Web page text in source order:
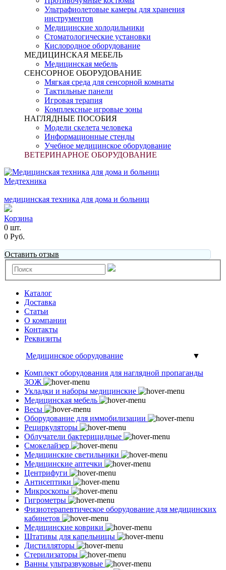
Ультрафиолетовые камеры для хранения
инструментов
Медицинские холодильники
Стоматологические установки
Кислородное оборудование
МЕДИЦИНСКАЯ МЕБЕЛЬ
Медицинская мебель
СЕНСОРНОЕ ОБОРУДОВАНИЕ
Мягкая среда для сенсорной комнаты
Тактильные панели
Игровая терапия
Комплексные игровые зоны
НАГЛЯДНЫЕ ПОСОБИЯ
Модели скелета человека
Информационные стенды
Учебное медицинское оборудование
ВЕТЕРИНАРНОЕ ОБОРУДОВАНИЕ
Медтехника
медицинская техника для дома и больниц
Корзина
0 шт.
0 Руб.
Оставить отзыв
Каталог
Доставка
Статьи
О компании
Контакты
Реквизиты
Медицинское оборудование
▼
Комплект оборудования для наглядной пропаганды
ЗОЖ
Укладки и наборы медицинские
Медицинская мебель
Весы
Оборудование для иммобилизации
Рециркуляторы
Облучатели бактерицидные
Смокелайзер
Медицинские светильники
Медицинские аптечки
Центрифуги
Антисептики
Микроскопы
Гигрометры
Физиотерапевтическое оборудование для медицинских
кабинетов
Медицинские коврики
Штативы для капельницы
Дистилляторы
Стерилизаторы
Ванны ультразвуковые